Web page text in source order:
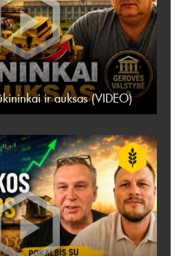
ir auksas (VIDEO)